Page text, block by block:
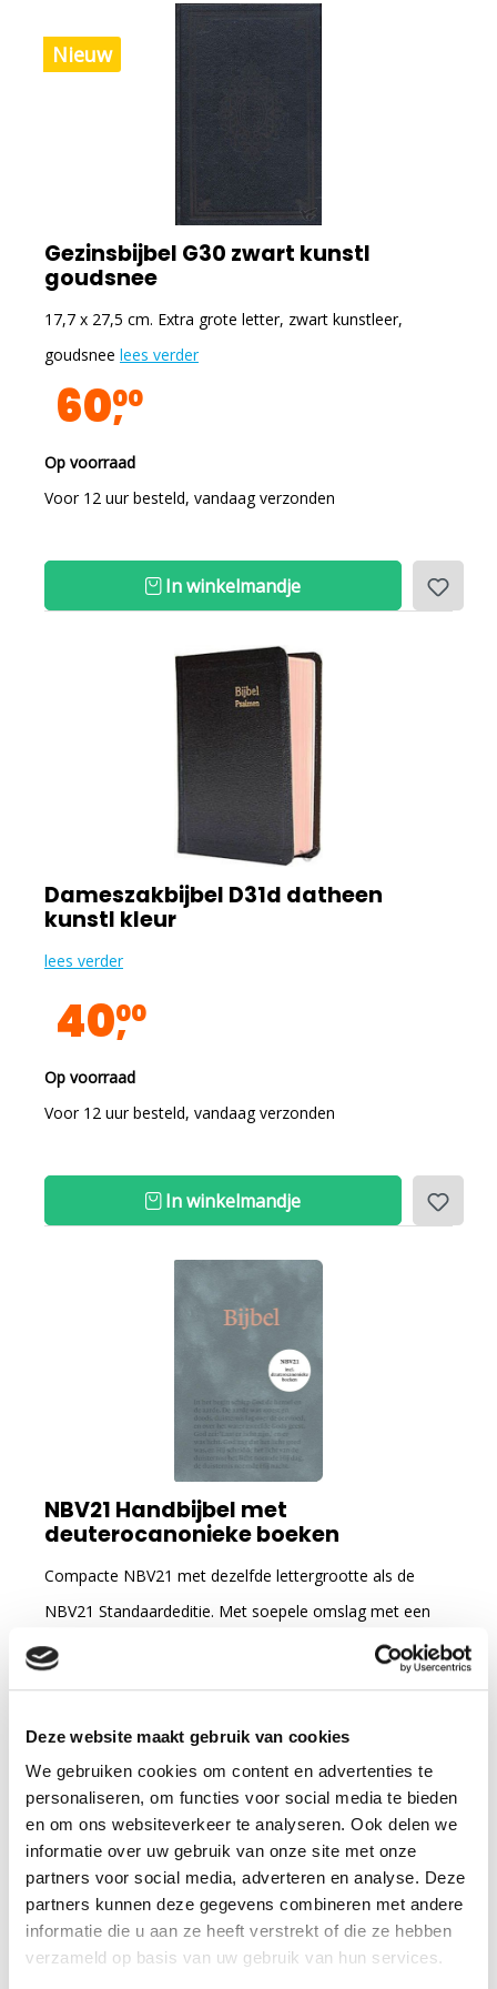
Deze website maakt gebruik van cookies
We gebruiken cookies om content en advertenties te
personaliseren, om functies voor social media te bieden
en om ons websiteverkeer te analyseren. Ook delen we
informatie over uw gebruik van onze site met onze
partners voor social media, adverteren en analyse. Deze
partners kunnen deze gegevens combineren met andere
informatie die u aan ze heeft verstrekt of die ze hebben
verzameld op basis van uw gebruik van hun services.
Nieuw
Gezinsbijbel G30 zwart kunstl
goudsnee
17,7 x 27,5 cm. Extra grote letter, zwart kunstleer,
goudsnee lees verder
6000
Op voorraad
Voor 12 uur besteld, vandaag verzonden
In winkelmandje
Dameszakbijbel D31d datheen
kunstl kleur
lees verder
4000
Op voorraad
Voor 12 uur besteld, vandaag verzonden
In winkelmandje
NBV21 Handbijbel met
deuterocanonieke boeken
Compacte NBV21 met dezelfde lettergrootte als de
NBV21 Standaardeditie. Met soepele omslag met een
kunstleren toplaag.
6900
Voor 12 uur besteld, vandaag verzonden
In winkelmandje